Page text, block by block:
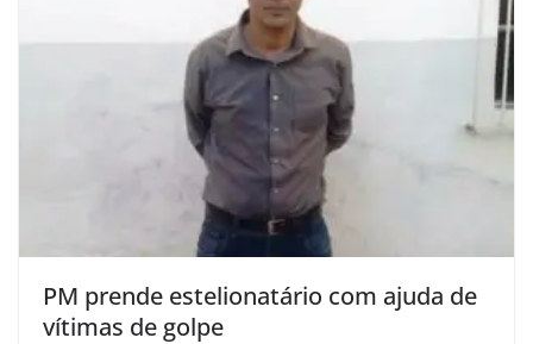
PM prende estelionatário com ajuda de
vítimas de golpe